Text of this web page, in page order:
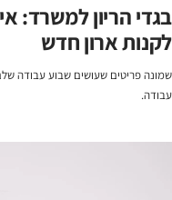
בגדי הריון למשרד:
לקנות ארון חדש
שמונה פריטים שעושים שבוע עבודה
עבודה.